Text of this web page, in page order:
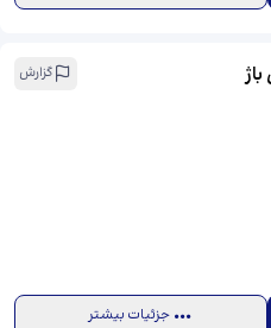
گزارش
جزئیات بیشتر